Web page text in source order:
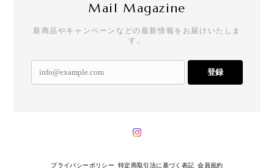
Mail Magazine
新商品やキャンペーンなどの最新情報をお届けいたしま
す。
登録
プライバシーポリシー 特定商取引法に基づく表記 会員規約